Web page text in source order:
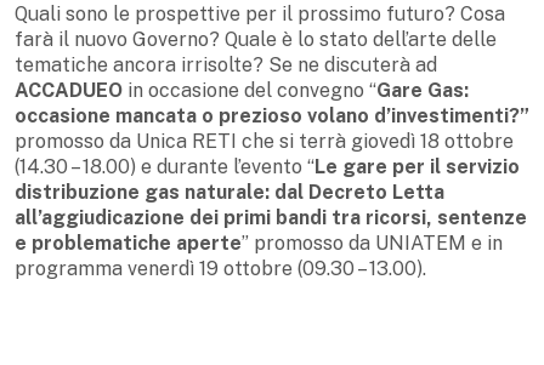
Quali sono le prospettive per il prossimo futuro? Cosa
farà il nuovo Governo? Quale è lo stato dell’arte delle
tematiche ancora irrisolte? Se ne discuterà ad
ACCADUEO in occasione del convegno “Gare Gas:
occasione mancata o prezioso volano d’investimenti?”
promosso da Unica RETI che si terrà giovedì 18 ottobre
(14.30 – 18.00) e durante l’evento “Le gare per il servizio
distribuzione gas naturale: dal Decreto Letta
all’aggiudicazione dei primi bandi tra ricorsi, sentenze
e problematiche aperte” promosso da UNIATEM e in
programma venerdì 19 ottobre (09.30 – 13.00).